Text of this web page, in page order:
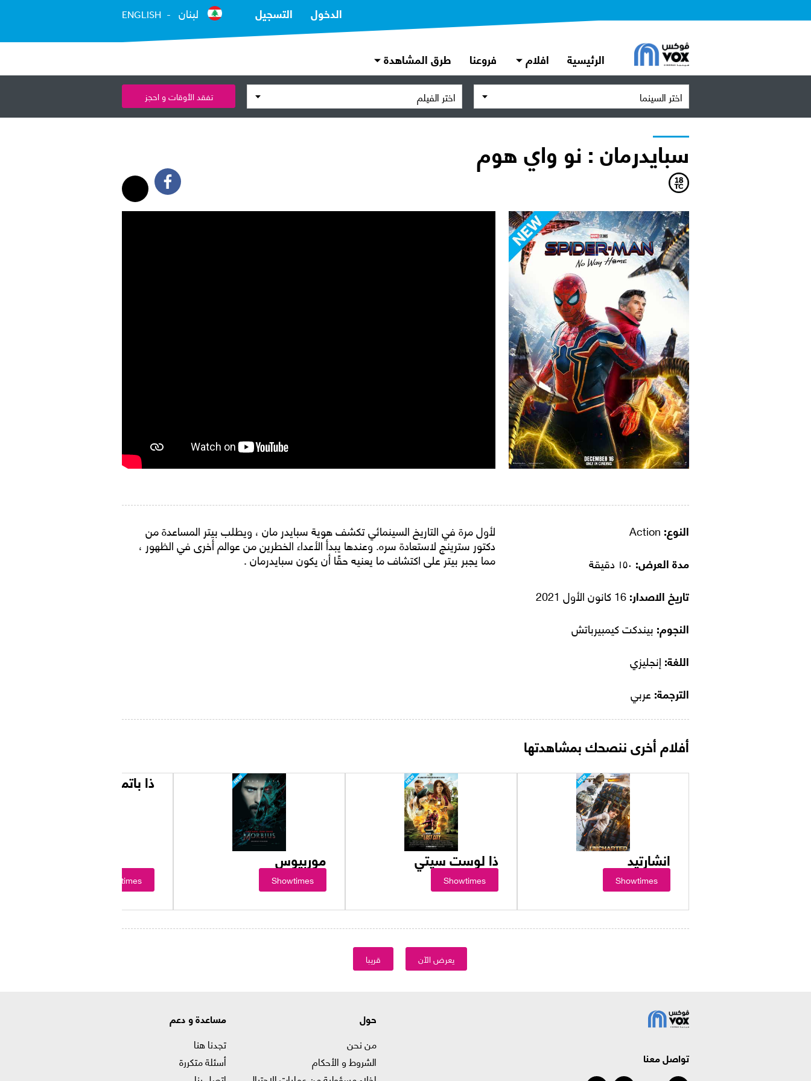
الدخول التسجيل لبنان ENGLISH
الرئيسية افلام فروعنا طرق المشاهدة
اختر السينما اختر الفيلم تفقد الأوقات و احجز
سبايدرمان : نو واي هوم
النوع:
مدة العرض:
تاريخ الاصدار:
النجوم: بيندكت كيمبيرباتش
اللغة: إنجليزي
الترجمة: عربي
لأول مرة في التاريخ السينمائي تكشف هوية سبايدر مان ، ويطلب بيتر المساعدة من
دكتور سترينج لاستعادة سره. وعندها يبدأ الأعداء الخطرين من عوالم أخرى في الظهور ،
مما يجبر بيتر على اكتشاف ما يعنيه حقًا أن يكون سبايدرمان .
أفلام أخرى ننصحك بمشاهدتها
انشارتيد
Showtimes
ذا لوست سيتي
Showtimes
موربيوس
Showtimes
ذا باتمان
Showtimes
يعرض الآن قريبا
تواصل معنا
حول
من نحن
الشروط و الأحكام
مساعدة و دعم
تجدنا هنا
أسئلة متكررة